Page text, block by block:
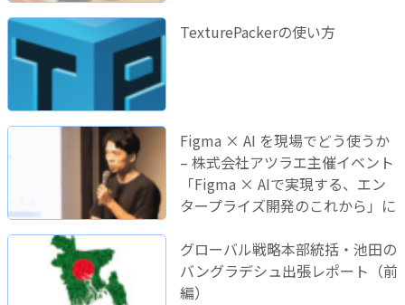
TexturePackerの使い方
Figma × AI を現場でどう使うか
– 株式会社アツラエ主催イベント
「Figma × AIで実現する、エン
タープライズ開発のこれから」に
グローバル戦略本部統括・池田の
バングラデシュ出張レポート（前
編）